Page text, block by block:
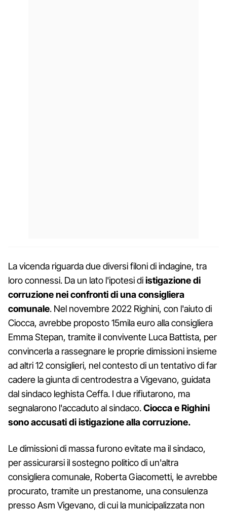
La vicenda riguarda due diversi filoni di indagine, tra
loro connessi. Da un lato l'ipotesi diistigazione di
corruzione nei confronti di una consigliera
comunale. Nel novembre 2022 Righini, con l'aiuto di
Ciocca, avrebbe proposto 15mila euro alla consigliera
Emma Stepan, tramite il convivente Luca Battista, per
convincerla a rassegnare le proprie dimissioni insieme
ad altri 12 consiglieri, nel contesto di un tentativo di far
cadere la giunta di centrodestra a Vigevano, guidata
dal sindaco leghista Ceffa. I due rifiutarono, ma
segnalarono l'accaduto al sindaco.Ciocca e Righini
sono accusati di istigazione alla corruzione.
Le dimissioni di massa furono evitate ma il sindaco,
per assicurarsi il sostegno politico di un'altra
consigliera comunale, Roberta Giacometti, le avrebbe
procurato, tramite un prestanome, una consulenza
presso Asm Vigevano, di cui la municipalizzata non